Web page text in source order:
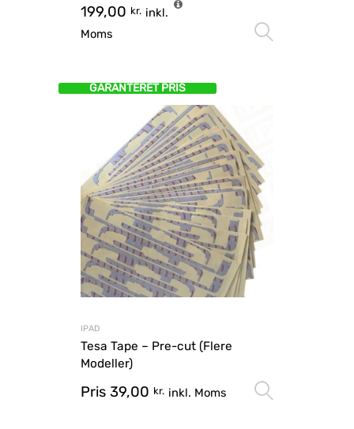
199,00 kr. inkl.
Moms
GARANTERET PRIS
IPAD
Tesa Tape – Pre-cut (Flere
Modeller)
Pris 39,00 kr. inkl. Moms